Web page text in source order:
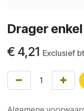
Drager
€ 4,21 Exclusief